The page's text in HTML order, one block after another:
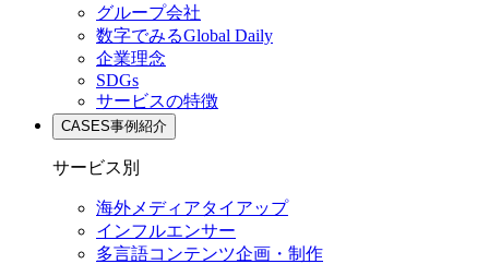
グループ会社
数字でみるGlobal Daily
企業理念
SDGs
サービスの特徴
CASES事例紹介
サービス別
海外メディアタイアップ
インフルエンサー
多言語コンテンツ企画・制作